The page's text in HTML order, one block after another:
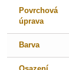
Povrchová
úprava
Barva